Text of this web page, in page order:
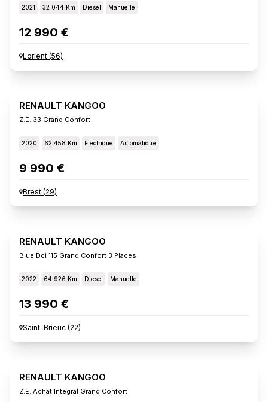
2021 32 044 Km Diesel Manuelle
12 990 €
Lorient (56)
RENAULT KANGOO
Z.e. 33 Grand Confort
2020 62 458 Km Electrique Automatique
9 990 €
Brest (29)
RENAULT KANGOO
Blue Dci 115 Grand Confort 3 Places
2022 64 926 Km Diesel Manuelle
13 990 €
Saint-Brieuc (22)
RENAULT KANGOO
Z.e. Achat Integral Grand Confort